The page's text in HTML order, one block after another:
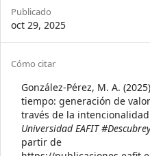
Publicado
oct 29, 2025
Article
Details
Cómo citar
González-Pérez, M. A.
tiempo: generación de
través de la
Universidad EAFIT
partir de